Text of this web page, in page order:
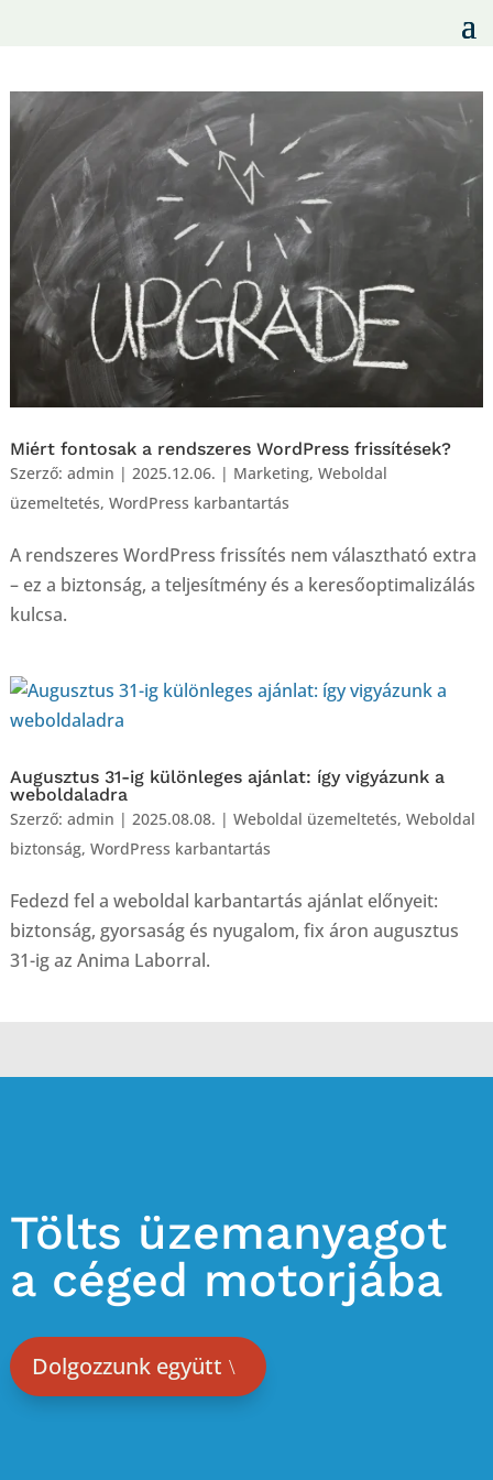
Miért fontosak a rendszeres WordPress frissítések?
Szerző: admin | 2025.12.06. | Marketing, Weboldal
üzemeltetés, WordPress karbantartás
A rendszeres WordPress frissítés nem választható extra
– ez a biztonság, a teljesítmény és a keresőoptimalizálás
kulcsa.
Augusztus 31-ig különleges ajánlat: így vigyázunk a
weboldaladra
Szerző: admin | 2025.08.08. | Weboldal üzemeltetés, Weboldal
biztonság, WordPress karbantartás
Fedezd fel a weboldal karbantartás ajánlat előnyeit:
biztonság, gyorsaság és nyugalom, fix áron augusztus
31-ig az Anima Laborral.
Tölts üzemanyagot
a céged motorjába
Dolgozzunk együtt